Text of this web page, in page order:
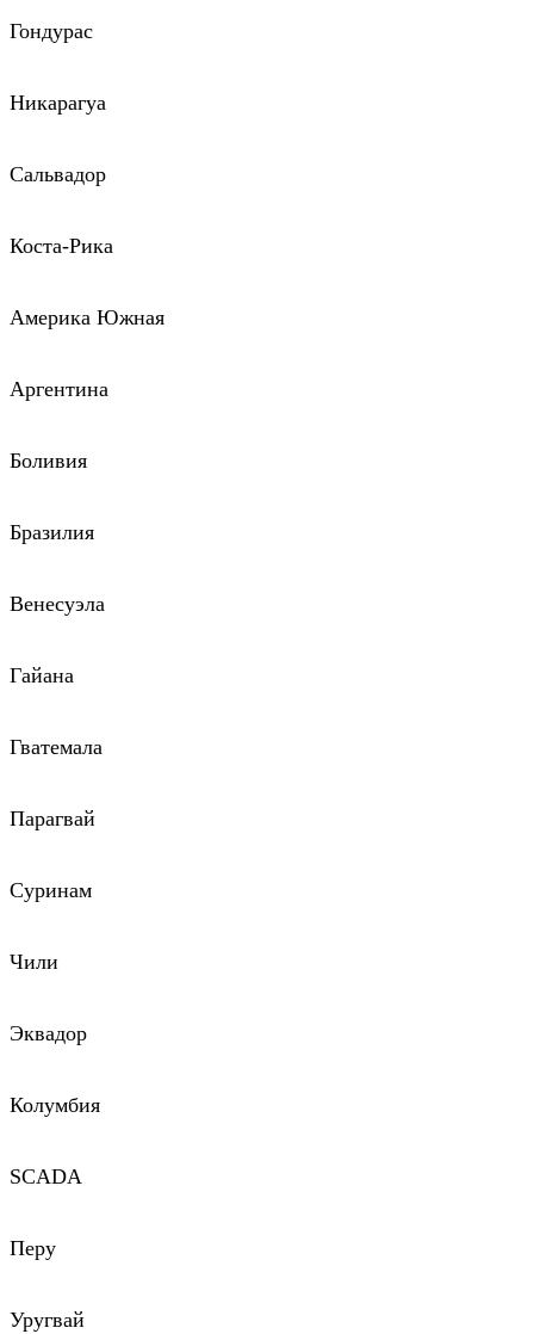
Гондурас
Никарагуа
Сальвадор
Коста-Рика
Америка Южная
Аргентина
Боливия
Бразилия
Венесуэла
Гайана
Гватемала
Парагвай
Суринам
Чили
Эквадор
Колумбия
SCADA
Перу
Уругвай